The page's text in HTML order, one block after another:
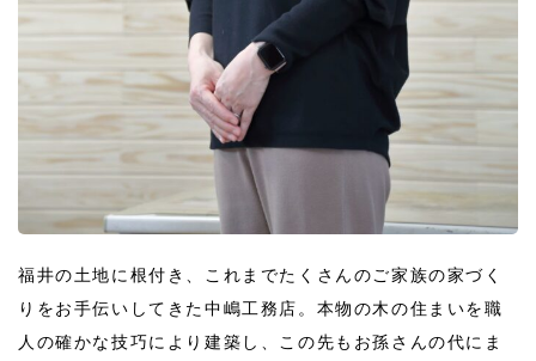
福井の土地に根付き、これまでたくさんのご家族の家づく
りをお手伝いしてきた中嶋工務店。本物の木の住まいを職
人の確かな技巧により建築し、この先もお孫さんの代にま